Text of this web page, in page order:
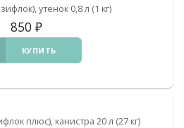
утенок 0,8 л (1 кг)
850 ₽
КУПИТЬ
плюс), канистра 20 л (27 кг)